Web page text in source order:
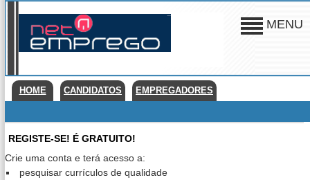
MENU
HOME CANDIDATOS EMPREGADORES
REGISTE-SE! É GRATUITO!
Crie uma conta e terá acesso a:
pesquisar currículos de qualidade